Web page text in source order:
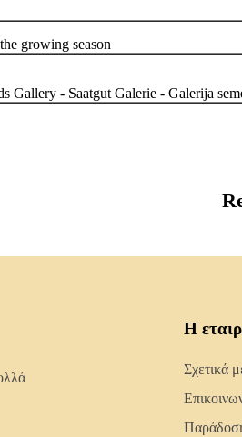
growing season
Gallery - Saatgut Galerie - Galerija
Η
Σχετικά